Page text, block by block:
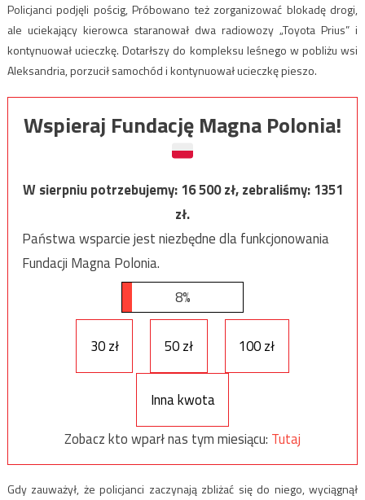
Policjanci podjęli pościg, Próbowano też zorganizować blokadę drogi,
ale uciekający kierowca staranował dwa radiowozy „Toyota Prius” i
kontynuował ucieczkę. Dotarłszy do kompleksu leśnego w pobliżu wsi
Aleksandria, porzucił samochód i kontynuował ucieczkę pieszo.
Wspieraj Fundację Magna Polonia!
W sierpniu potrzebujemy:16 500zł, zebraliśmy:1351
zł.
Państwa wsparcie jest niezbędne dla funkcjonowania
Fundacji Magna Polonia.
8%
30 zł 50 zł 100 zł
Inna kwota
Zobacz kto wparł nas tym miesiącu: Tutaj
Gdy zauważył, że policjanci zaczynają zbliżać się do niego, wyciągnął